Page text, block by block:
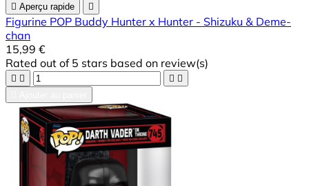
 Aperçu rapide 
Figurine POP Buddy Hunter x Hunter - Shizuku & Deme-
chan
15,99 €
Rated out of 5 stars based on review(s)
   